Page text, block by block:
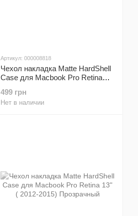
Артикул: 000008818
Чехол накладка Matte HardShell
Case для Macbook Pro Retina
499 грн
Нет в наличии